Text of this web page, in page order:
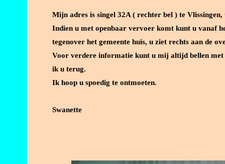
Mijn adres is singel 32A ( rechter bel ) te
Indien u met openbaar vervoer komt kunt u vanaf
tegenover het gemeente huis, u ziet rechts aan de
Voor verdere informatie kunt u mij altijd bellen met
ik u terug.
Ik hoop u spoedig te ontmoeten.
Swanette